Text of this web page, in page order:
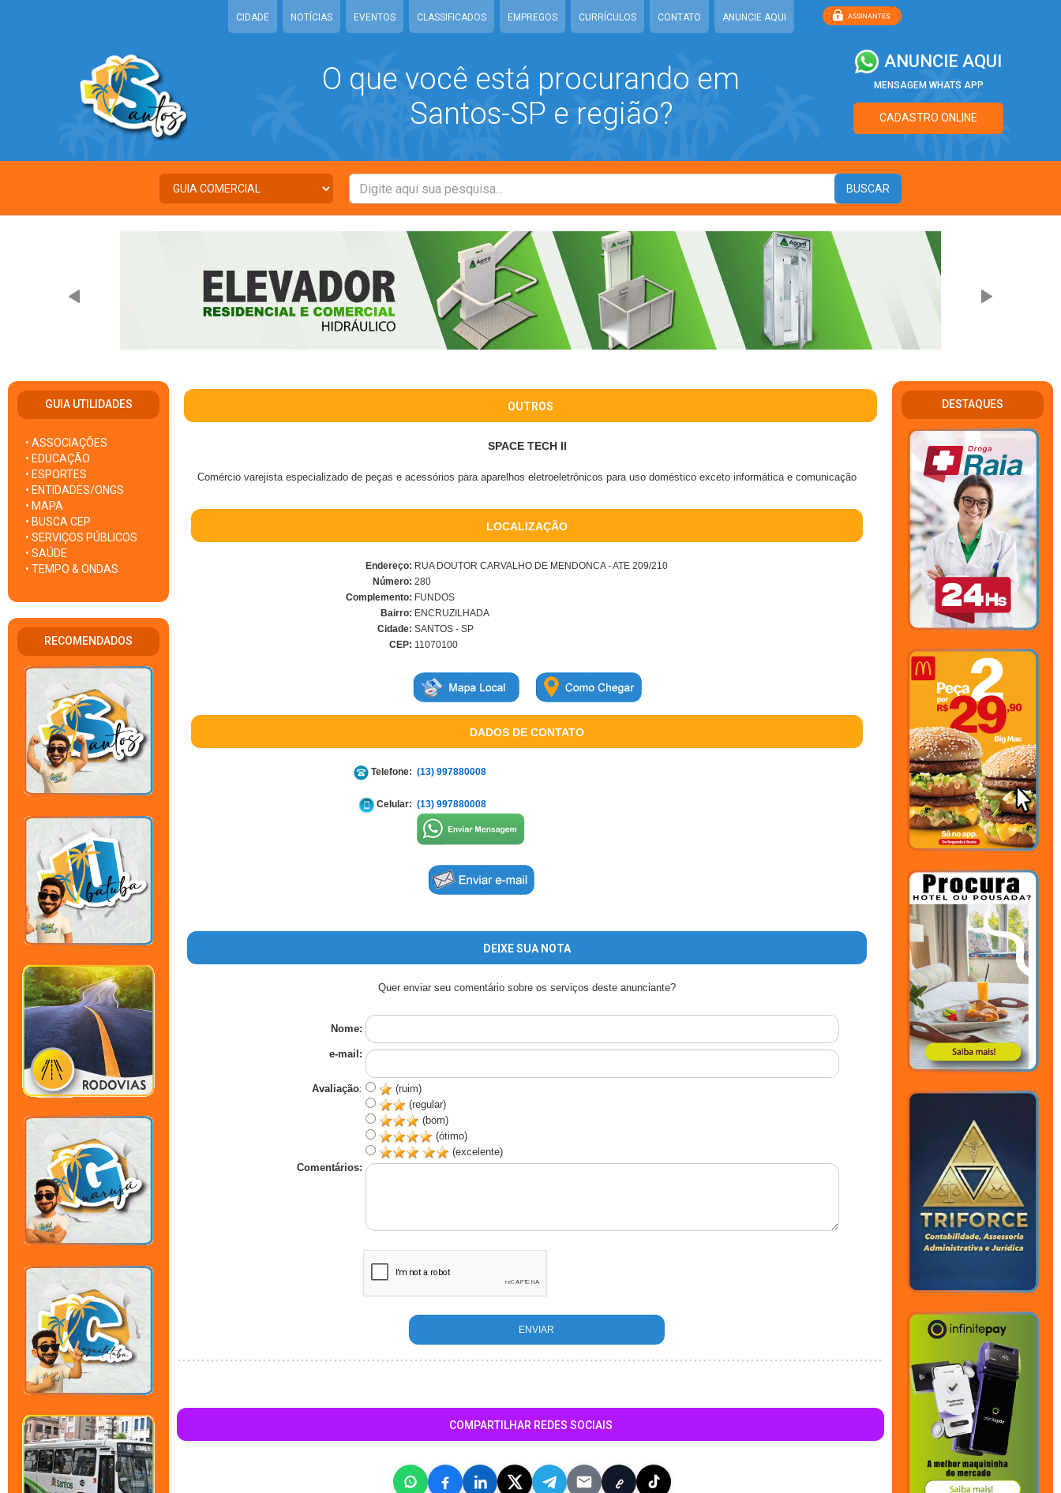
CIDADE NOTÍCIAS EVENTOS CLASSIFICADOS EMPREGOS CURRÍCULOS CONTATO ANUNCIE AQUI
O que você está procurando em
Santos-SP e região?
ANUNCIE AQUI
MENSAGEM WHATS APP
CADASTRO ONLINE
GUIA UTILIDADES
• ASSOCIAÇÕES
• EDUCAÇÃO
• ESPORTES
• ENTIDADES/ONGS
• MAPA
• BUSCA CEP
• SERVIÇOS PÚBLICOS
• SAÚDE
• TEMPO & ONDAS
RECOMENDADOS
OUTROS
SPACE TECH II
Comércio varejista especializado de peças e acessórios para aparelhos eletroeletrônicos para uso doméstico exceto informática e comunicação
LOCALIZAÇÃO
Endereço: RUA DOUTOR CARVALHO DE MENDONCA - ATE 209/210
Número: 280
Complemento: FUNDOS
Bairro: ENCRUZILHADA
Cidade: SANTOS - SP
CEP: 11070100
DADOS DE CONTATO
Telefone: (13) 997880008
Celular: (13) 997880008
DEIXE SUA NOTA
Quer enviar seu comentário sobre os serviços deste anunciante?
Nome:
e-mail:
Avaliação:
(ruim)
(regular)
(bom)
(ótimo)
(excelente)
Comentários:
COMPARTILHAR REDES SOCIAIS
DESTAQUES